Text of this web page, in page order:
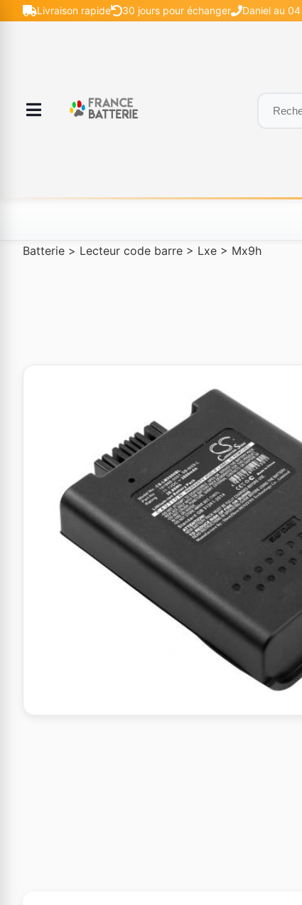
Livraison rapide 30 jours pour échanger Daniel au
Batterie > Lecteur code barre > Lxe > Mx9h